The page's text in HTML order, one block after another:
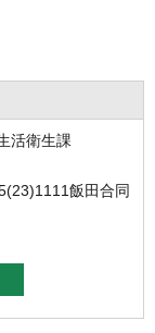
活衛生課
飯田合同